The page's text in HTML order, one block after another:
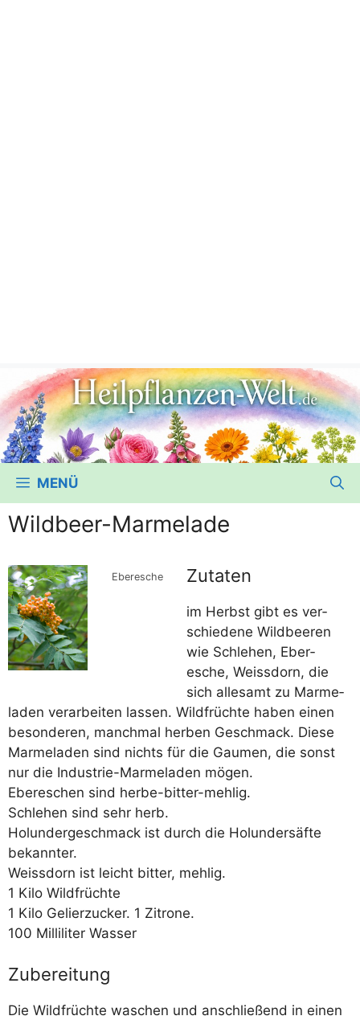
MENÜ
Wildbeer-Marmelade
Eber­esche Zutaten
im Herbst gibt es ver­
schie­de­ne Wild­bee­ren
wie Schle­hen, Eber­
esche, Weiss­dorn, die
sich alle­samt zu Mar­me­
la­den ver­ar­bei­ten las­sen. Wild­früch­te haben einen
beson­de­ren, manch­mal her­ben Geschmack. Die­se
Mar­me­la­den sind nichts für die Gau­men, die sonst
nur die Indus­trie-Mar­me­la­den mögen.
Eber­eschen sind herbe-bitter-mehlig.
Schle­hen sind sehr herb.
Holun­der­ge­schmack ist durch die Holun­der­säf­te
bekannter.
Weiss­dorn ist leicht bit­ter, mehlig.
1 Kilo Wildfrüchte
1 Kilo Gelier­zu­cker. 1 Zitrone.
100 Mil­li­li­ter Wasser
Zubereitung
Die Wild­früch­te waschen und anschlie­ßend in einen